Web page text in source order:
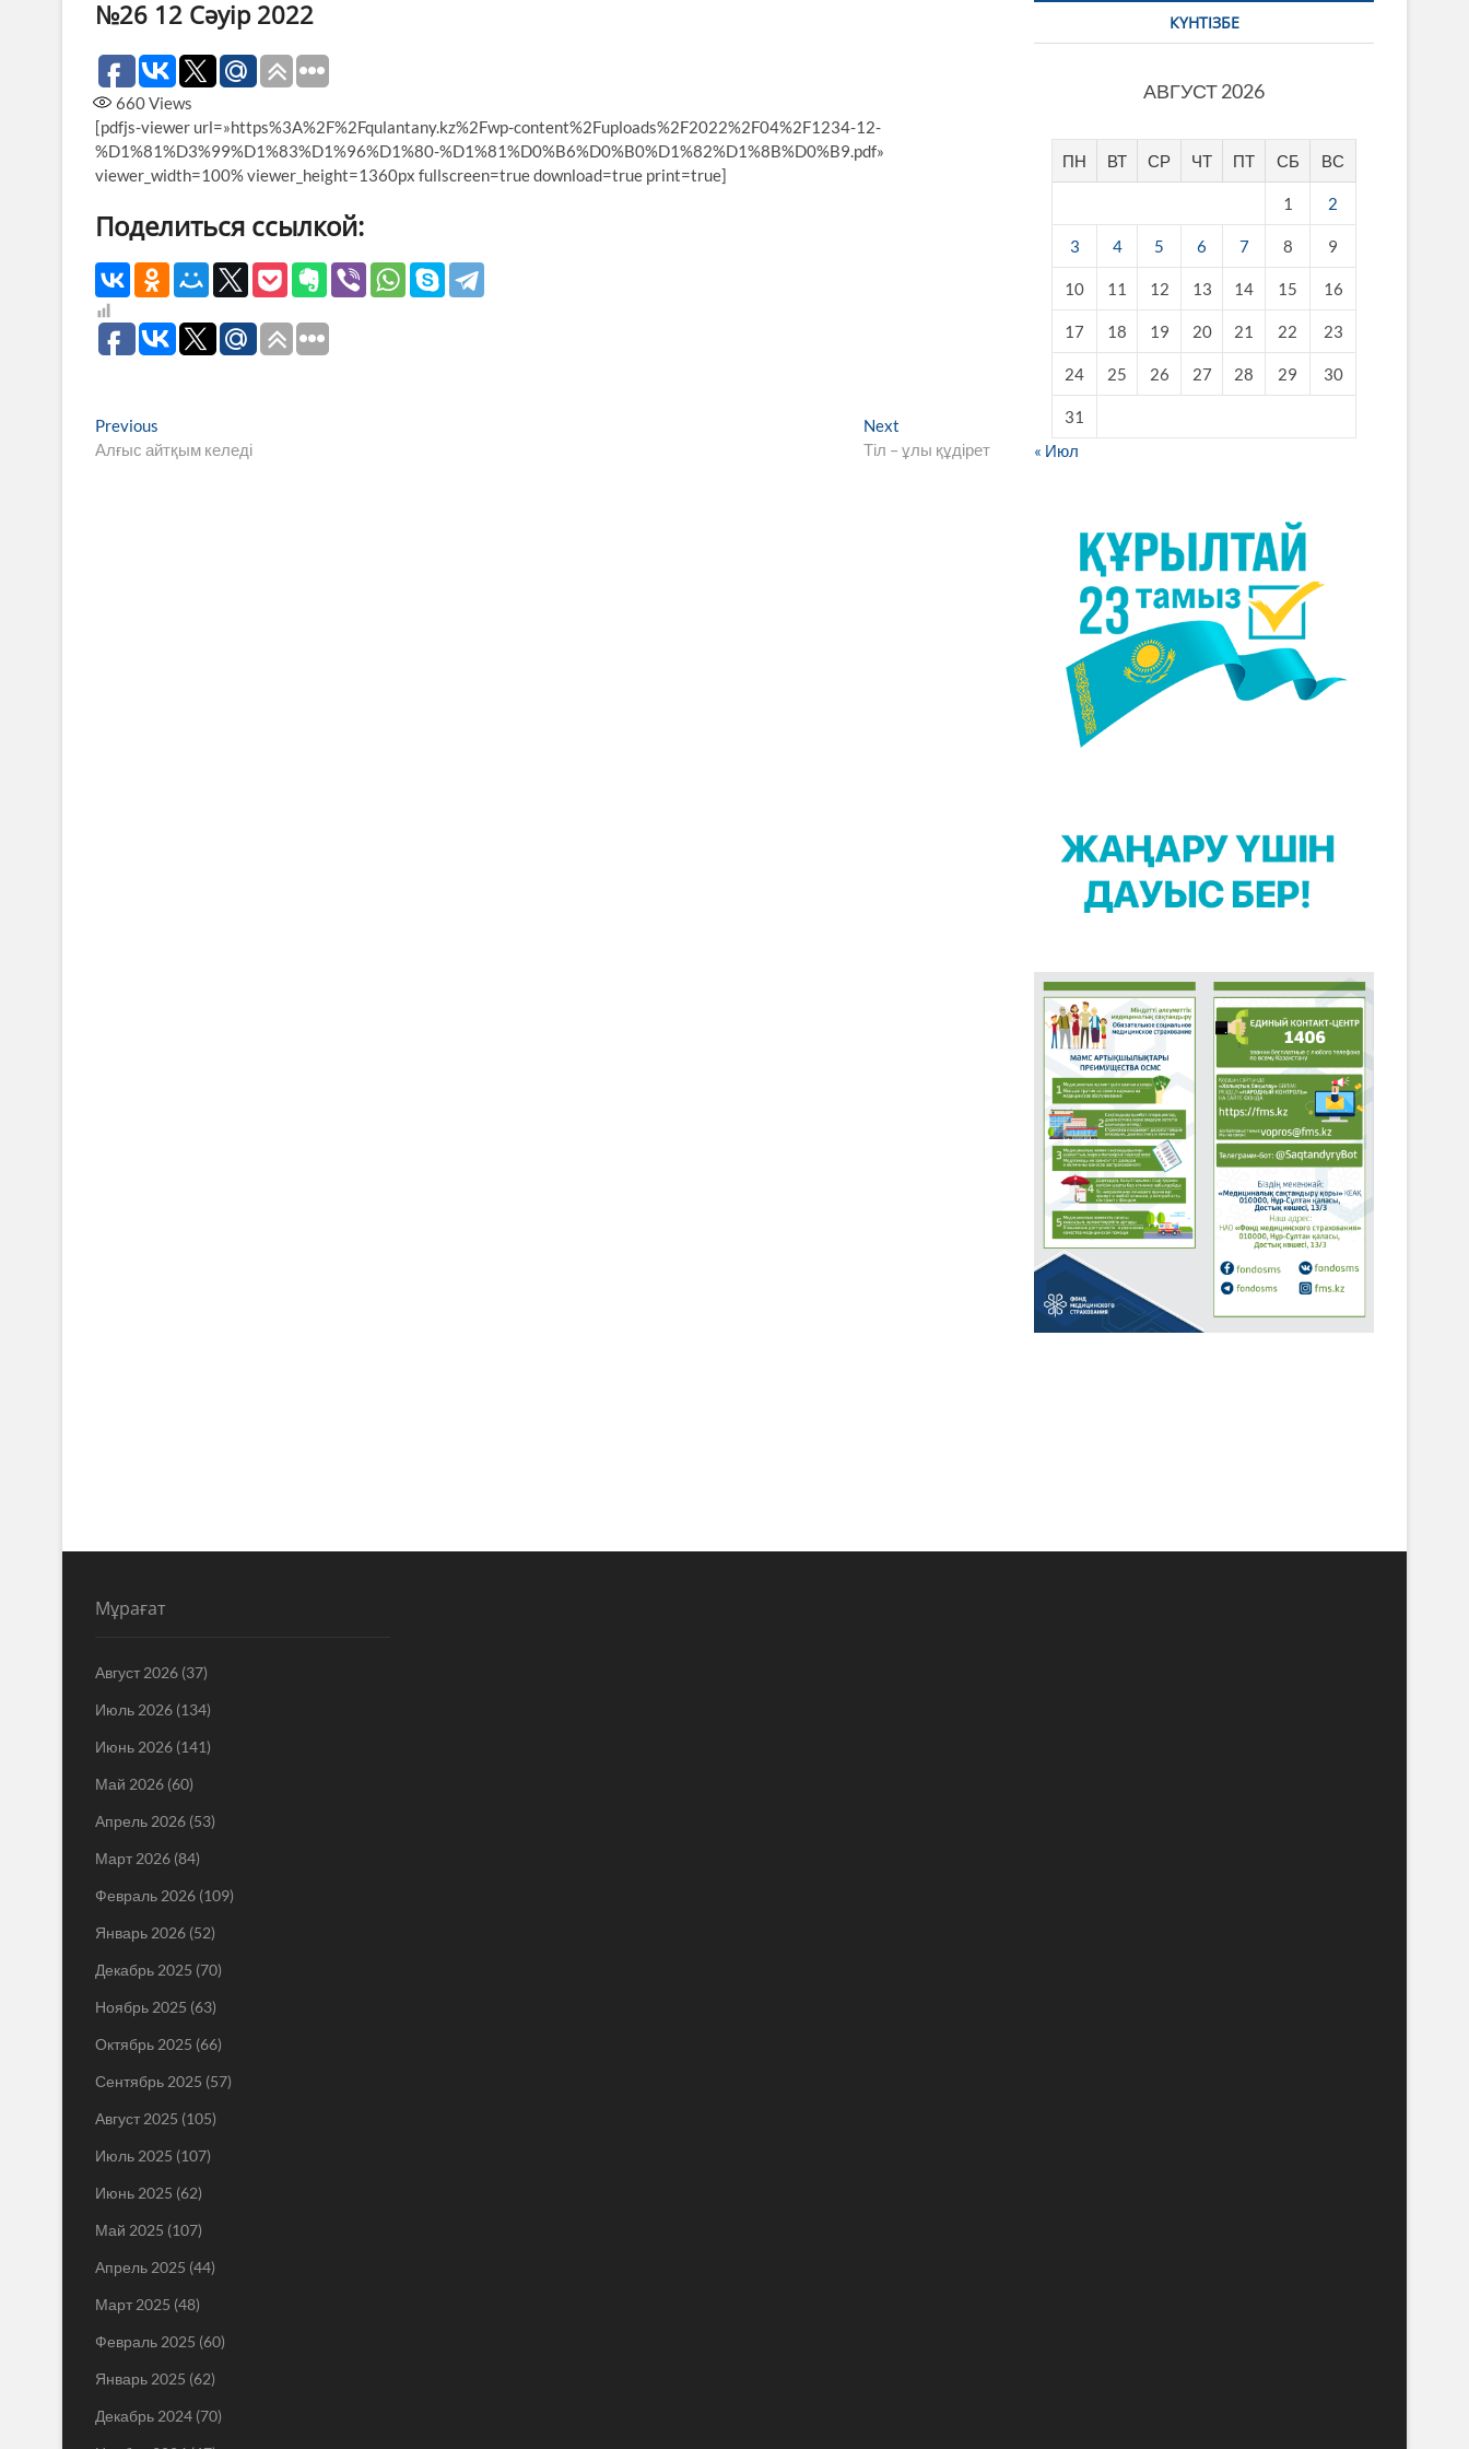
№26 12 Сәуір 2022
660Views
[pdfjs-viewer url=»https%3A%2F%2Fqulantany.kz%2Fwp-content%2Fuploads%2F2022%2F04%2F1234-12-
%D1%81%D3%99%D1%83%D1%96%D1%80-%D1%81%D0%B6%D0%B0%D1%82%D1%8B%D0%B9.pdf»
viewer_width=100% viewer_height=1360px fullscreen=true download=true print=true]
Поделиться ссылкой:
Навигация
по
Previous
post:
Алғыс айтқым келеді
Next
post:
Тіл – ұлы құдірет
КҮНТІЗБЕ
АВГУСТ 2026
ПН ВТ СР ЧТ ПТ СБ ВС
1 2
3 4 5 6 7 8 9
10 11 12 13 14 15 16
17 18 19 20 21 22 23
24 25 26 27 28 29 30
31
« Июл
Мұрағат
Август 2026 (37)
Июль 2026 (134)
Июнь 2026 (141)
Май 2026 (60)
Апрель 2026 (53)
Март 2026 (84)
Февраль 2026 (109)
Январь 2026 (52)
Декабрь 2025 (70)
Ноябрь 2025 (63)
Октябрь 2025 (66)
Сентябрь 2025 (57)
Август 2025 (105)
Июль 2025 (107)
Июнь 2025 (62)
Май 2025 (107)
Апрель 2025 (44)
Март 2025 (48)
Февраль 2025 (60)
Январь 2025 (62)
Декабрь 2024 (70)